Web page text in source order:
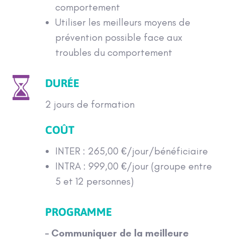
comportement
Utiliser les meilleurs moyens de
prévention possible face aux
troubles du comportement
DURÉE
2 jours de formation
COÛT
INTER : 265,00 €/jour/bénéficiaire
INTRA : 999,00 €/jour (groupe entre
5 et 12 personnes)
PROGRAMME
– Communiquer de la meilleure